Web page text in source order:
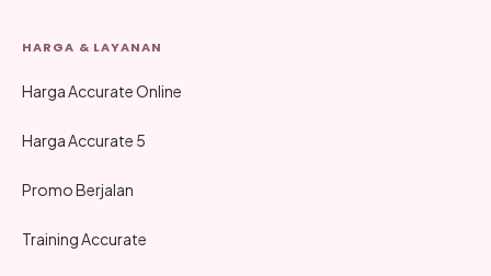
HARGA & LAYANAN
Harga Accurate Online
Harga Accurate 5
Promo Berjalan
Training Accurate